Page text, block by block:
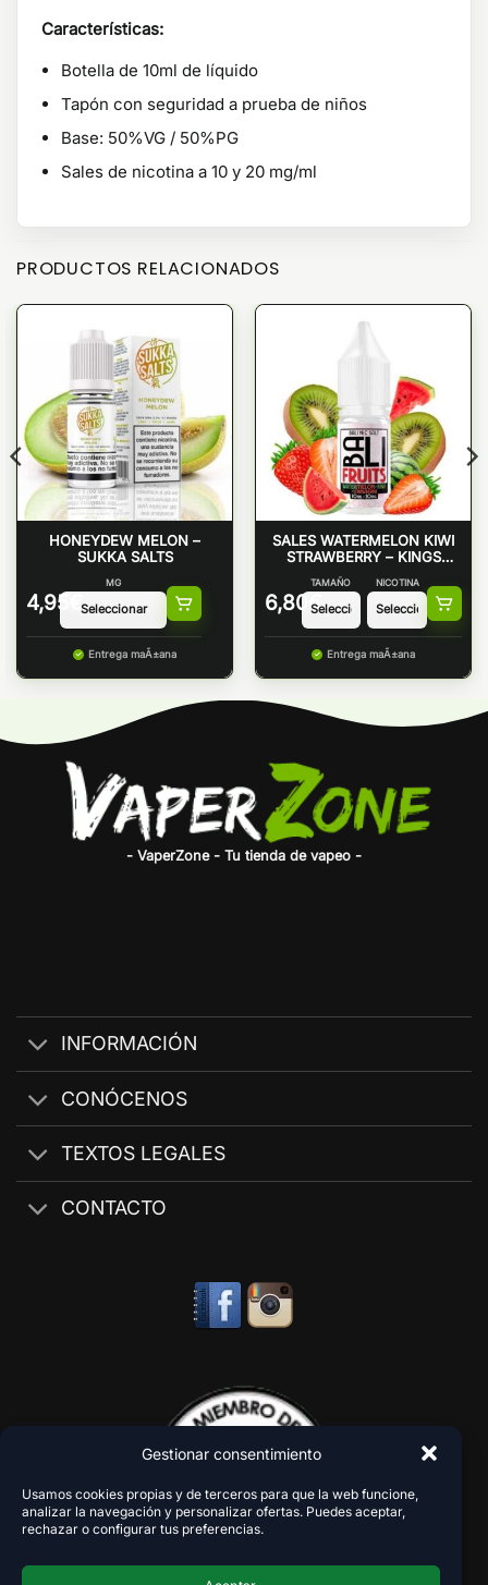
Gestionar consentimiento
Usamos cookies propias y de terceros para que la web funcione,
analizar la navegación y personalizar ofertas. Puedes aceptar,
rechazar o configurar tus preferencias.
Características:
Botella de 10ml de líquido
Tapón con seguridad a prueba de niños
Base: 50%VG / 50%PG
Sales de nicotina a 10 y 20 mg/ml
PRODUCTOS RELACIONADOS
HONEYDEW MELON –
SUKKA SALTS
4,95 €
MG
Entrega maÃ±ana
SALES WATERMELON KIWI
STRAWBERRY – KINGS
CREST
6,80 €
TAMAÑO NICOTINA
Entrega maÃ±ana
- VaperZone - Tu tienda de vapeo -
INFORMACIÓN
CONÓCENOS
TEXTOS LEGALES
CONTACTO